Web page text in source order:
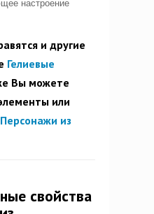
настроение
и другие
Гелиевые
Вы можете
или
Персонажи из
свойства